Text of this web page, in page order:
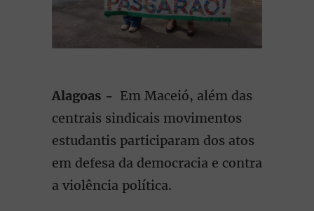
Alagoas - Em Maceió, além das
centrais sindicais movimentos
estudantis participaram dos atos
em defesa da democracia e contra
a violência política.